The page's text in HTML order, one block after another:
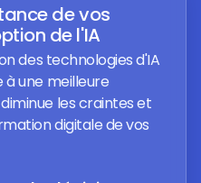
de vos
de l'IA
des technologies d'IA
une meilleure
les craintes et
digitale de vos